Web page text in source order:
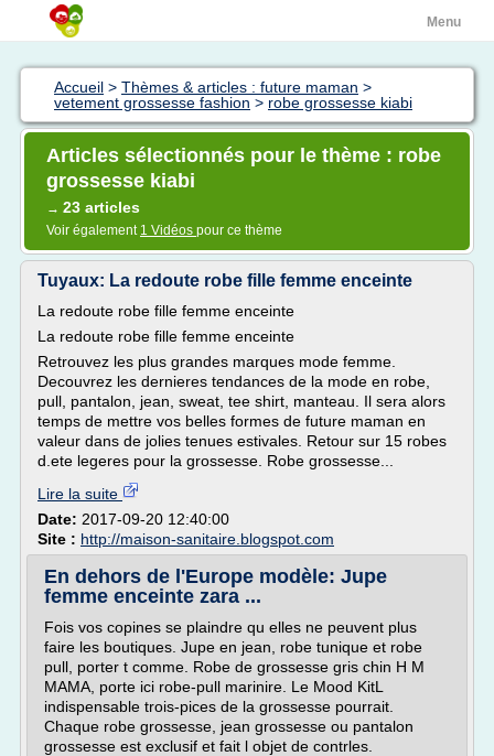
Menu
Accueil > Thèmes & articles : future maman >
vetement grossesse fashion > robe grossesse kiabi
Articles sélectionnés pour le thème : robe
grossesse kiabi
→ 23 articles
Voir également 1 Vidéos pour ce thème
Tuyaux: La redoute robe fille femme enceinte
La redoute robe fille femme enceinte
La redoute robe fille femme enceinte
Retrouvez les plus grandes marques mode femme.
Decouvrez les dernieres tendances de la mode en robe,
pull, pantalon, jean, sweat, tee shirt, manteau. Il sera alors
temps de mettre vos belles formes de future maman en
valeur dans de jolies tenues estivales. Retour sur 15 robes
d.ete legeres pour la grossesse. Robe grossesse...
Lire la suite
Date: 2017-09-20 12:40:00
Site : http://maison-sanitaire.blogspot.com
En dehors de l'Europe modèle: Jupe
femme enceinte zara ...
Fois vos copines se plaindre qu elles ne peuvent plus
faire les boutiques. Jupe en jean, robe tunique et robe
pull, porter t comme. Robe de grossesse gris chin H M
MAMA, porte ici robe-pull marinire. Le Mood KitL
indispensable trois-pices de la grossesse pourrait.
Chaque robe grossesse, jean grossesse ou pantalon
grossesse est exclusif et fait l objet de contrles.